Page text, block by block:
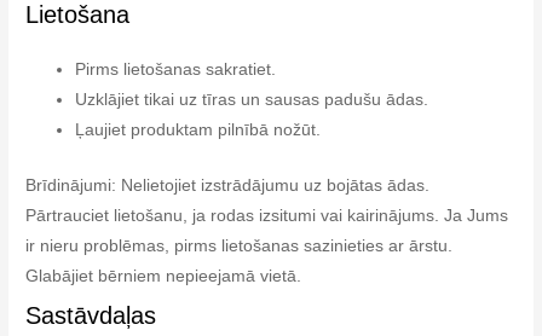
Lietošana
Pirms lietošanas sakratiet.
Uzklājiet tikai uz tīras un sausas padušu ādas.
Ļaujiet produktam pilnībā nožūt.
Brīdinājumi: Nelietojiet izstrādājumu uz bojātas ādas.
Pārtrauciet lietošanu, ja rodas izsitumi vai kairinājums. Ja Jums
ir nieru problēmas, pirms lietošanas sazinieties ar ārstu.
Glabājiet bērniem nepieejamā vietā.
Sastāvdaļas